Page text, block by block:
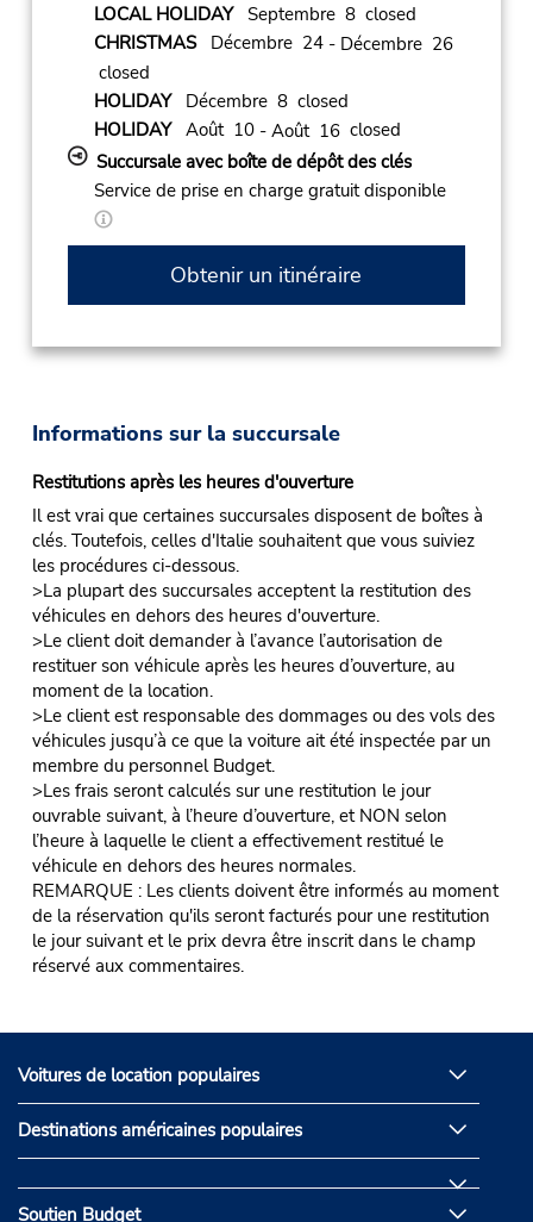
LOCAL HOLIDAYSeptembre 8 closed
CHRISTMASDécembre 24 - Décembre 26
closed
HOLIDAYDécembre 8 closed
HOLIDAYAoût 10 - Août 16closed
Succursale avec boîte de dépôt des clés
Service de prise en charge gratuit disponible
Obtenir un itinéraire
Informations sur la succursale
Restitutions après les heures d'ouverture
Il est vrai que certaines succursales disposent de boîtes à
clés. Toutefois, celles d'Italie souhaitent que vous suiviez
les procédures ci-dessous.
>La plupart des succursales acceptent la restitution des
véhicules en dehors des heures d'ouverture.
>Le client doit demander à l’avance l’autorisation de
restituer son véhicule après les heures d’ouverture, au
moment de la location.
>Le client est responsable des dommages ou des vols des
véhicules jusqu’à ce que la voiture ait été inspectée par un
membre du personnel Budget.
>Les frais seront calculés sur une restitution le jour
ouvrable suivant, à l’heure d’ouverture, et NON selon
l’heure à laquelle le client a effectivement restitué le
véhicule en dehors des heures normales.
REMARQUE : Les clients doivent être informés au moment
de la réservation qu'ils seront facturés pour une restitution
le jour suivant et le prix devra être inscrit dans le champ
réservé aux commentaires.
Voitures de location populaires
Destinations américaines populaires
Soutien Budget